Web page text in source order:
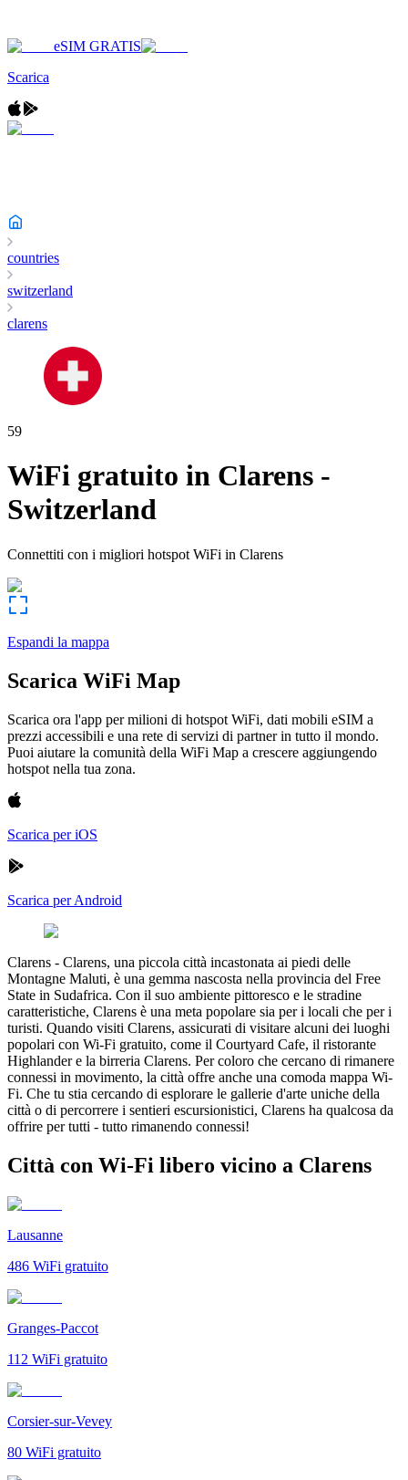
eSIM GRATIS
Scarica
countries
switzerland
clarens
59
WiFi gratuito in Clarens -
Switzerland
Connettiti con i migliori hotspot WiFi in Clarens
Espandi la mappa
Scarica WiFi Map
Scarica ora l'app per milioni di hotspot WiFi, dati mobili eSIM a
prezzi accessibili e una rete di servizi di partner in tutto il mondo.
Puoi aiutare la comunità della WiFi Map a crescere aggiungendo
hotspot nella tua zona.
Scarica per iOS
Scarica per Android
Clarens - Clarens, una piccola città incastonata ai piedi delle
Montagne Maluti, è una gemma nascosta nella provincia del Free
State in Sudafrica. Con il suo ambiente pittoresco e le stradine
caratteristiche, Clarens è una meta popolare sia per i locali che per i
turisti. Quando visiti Clarens, assicurati di visitare alcuni dei luoghi
popolari con Wi-Fi gratuito, come il Courtyard Cafe, il ristorante
Highlander e la birreria Clarens. Per coloro che cercano di rimanere
connessi in movimento, la città offre anche una comoda mappa Wi-
Fi. Che tu stia cercando di esplorare le gallerie d'arte uniche della
città o di percorrere i sentieri escursionistici, Clarens ha qualcosa da
offrire per tutti - tutto rimanendo connessi!
Città con Wi-Fi libero vicino a Clarens
Lausanne
486 WiFi gratuito
Granges-Paccot
112 WiFi gratuito
Corsier-sur-Vevey
80 WiFi gratuito